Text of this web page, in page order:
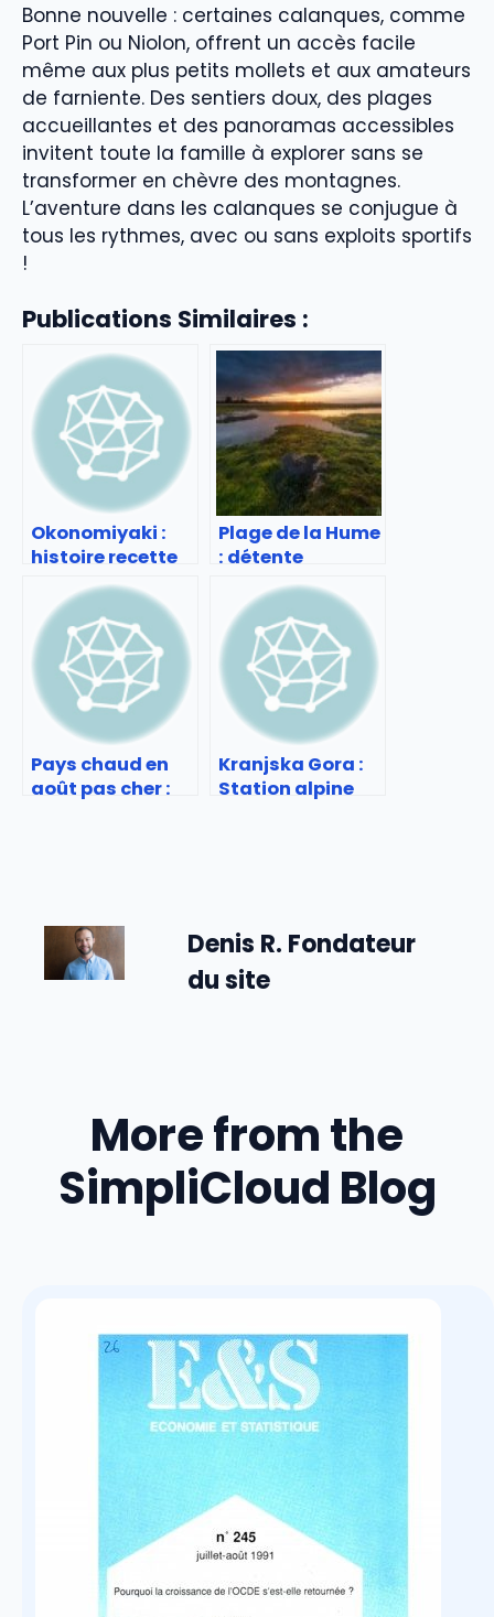
Bonne nouvelle : certaines calanques, comme
Port Pin ou Niolon, offrent un accès facile
même aux plus petits mollets et aux amateurs
de farniente. Des sentiers doux, des plages
accueillantes et des panoramas accessibles
invitent toute la famille à explorer sans se
transformer en chèvre des montagnes.
L’aventure dans les calanques se conjugue à
tous les rythmes, avec ou sans exploits sportifs
!
Publications Similaires :
Okonomiyaki :
histoire recette
et adresses à
tester
Plage de la Hume
: détente
familiale sur le
Bassin
d’Arcachon
Pays chaud en
août pas cher :
Kranjska Gora :
Station alpine
Denis R. Fondateur
du site
More from the
SimpliCloud Blog